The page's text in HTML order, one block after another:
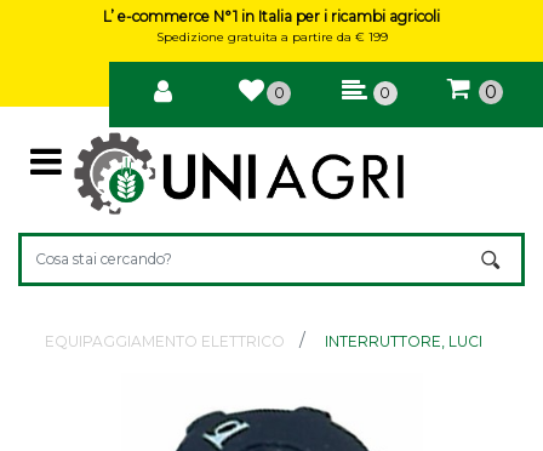
L’ e-commerce N°1 in Italia per i ricambi agricoli
Spedizione gratuita a partire da € 199
0 0 0
Open
La modifica di un filtro aggiorna automaticamente gli altri filtri
EQUIPAGGIAMENTO ELETTRICO INTERRUTTORE, LUCI